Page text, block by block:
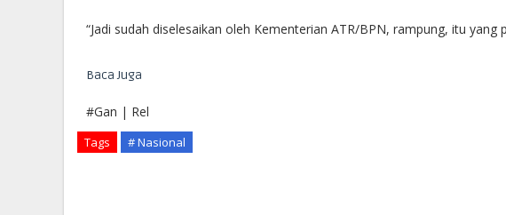
“Jadi sudah diselesaikan oleh Kementerian ATR/BPN, rampung, itu yang
Baca Juga
#Gan | Rel
Tags # Nasional